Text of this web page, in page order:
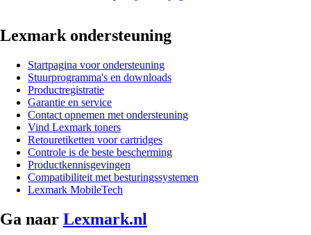
Lexmark ondersteuning
Startpagina voor ondersteuning
Stuurprogramma's en downloads
Productregistratie
Garantie en service
Contact opnemen met ondersteuning
Vind Lexmark toners
Retouretiketten voor cartridges
Controle is de beste bescherming
Productkennisgevingen
Compatibiliteit met besturingssystemen
Lexmark MobileTech
Ga naar Lexmark.nl